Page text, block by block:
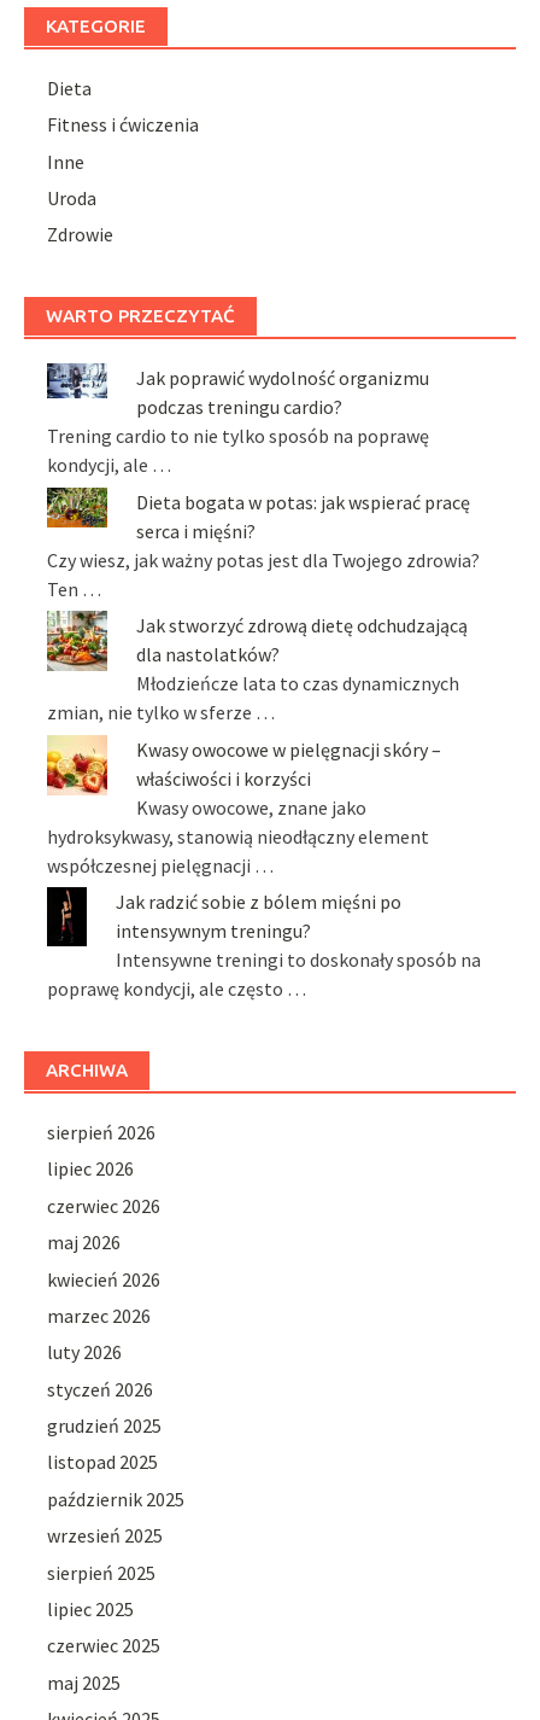
KATEGORIE
Dieta
Fitness i ćwiczenia
Inne
Uroda
Zdrowie
WARTO PRZECZYTAĆ
Jak poprawić wydolność organizmu
podczas treningu cardio?
Trening cardio to nie tylko sposób na poprawę
kondycji, ale …
Dieta bogata w potas: jak wspierać pracę
serca i mięśni?
Czy wiesz, jak ważny potas jest dla Twojego zdrowia?
Ten …
Jak stworzyć zdrową dietę odchudzającą
dla nastolatków?
Młodzieńcze lata to czas dynamicznych
zmian, nie tylko w sferze …
Kwasy owocowe w pielęgnacji skóry –
właściwości i korzyści
Kwasy owocowe, znane jako
hydroksykwasy, stanowią nieodłączny element
współczesnej pielęgnacji …
Jak radzić sobie z bólem mięśni po
intensywnym treningu?
Intensywne treningi to doskonały sposób na
poprawę kondycji, ale często …
ARCHIWA
sierpień 2026
lipiec 2026
czerwiec 2026
maj 2026
kwiecień 2026
marzec 2026
luty 2026
styczeń 2026
grudzień 2025
listopad 2025
październik 2025
wrzesień 2025
sierpień 2025
lipiec 2025
czerwiec 2025
maj 2025